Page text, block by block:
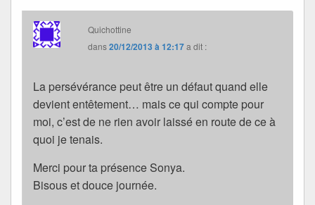
Quichottine
dans20/12/2013 à 12:17a dit :
La persévérance peut être un défaut quand elle
devient entêtement… mais ce qui compte pour
moi, c’est de ne rien avoir laissé en route de ce à
quoi je tenais.
Merci pour ta présence Sonya.
Bisous et douce journée.